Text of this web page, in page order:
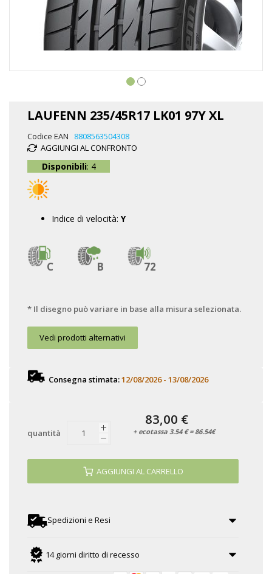
LAUFENN 235/45R17 LK01 97Y XL
Codice EAN
8808563504308
AGGIUNGI AL CONFRONTO
Disponibili: 4
Indice di velocità: Y
C B 72
* Il disegno può variare in base alla misura selezionata.
Vedi prodotti alternativi
Consegna stimata:12/08/2026 - 13/08/2026
quantità
AGGIUNGI AL CARRELLO
Spedizioni e Resi
14 giorni diritto di recesso
83,00 €
+ ecotassa 3.54 € = 86.54€
immagini